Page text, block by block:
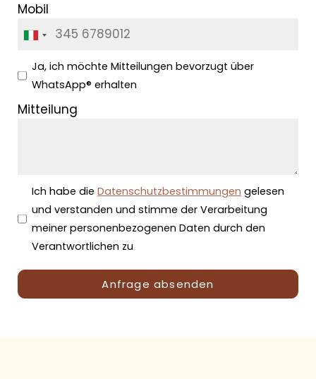
Mobil
Ja, ich möchte Mitteilungen bevorzugt über
WhatsApp® erhalten
Mitteilung
Ich habe die Datenschutzbestimmungen gelesen
und verstanden und stimme der Verarbeitung
meiner personenbezogenen Daten durch den
Verantwortlichen zu